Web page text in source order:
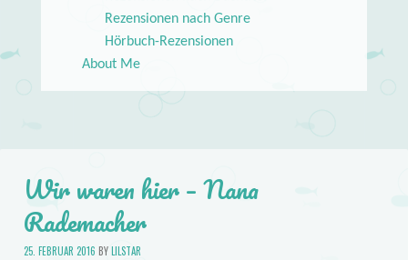
Rezensionen nach Genre
Hörbuch-Rezensionen
About Me
Wir waren hier – Nana
Rademacher
25. FEBRUAR 2016 BYLILSTAR